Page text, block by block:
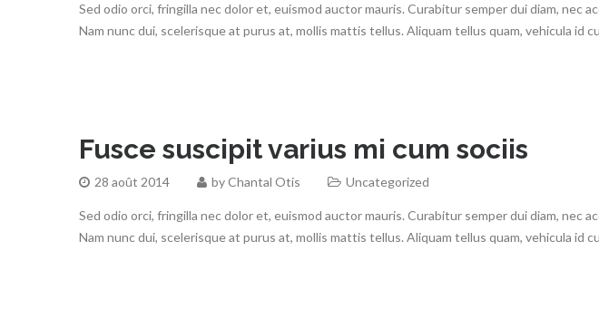
Sed odio orci, fringilla nec dolor et, euismod auctor mauris. Curabitur semper dui diam, nec
Nam nunc dui, scelerisque at purus at, mollis mattis tellus. Aliquam tellus quam, vehicula id
Fusce suscipit varius mi cum sociis
28 août 2014 byChantal Otis Uncategorized
Sed odio orci, fringilla nec dolor et, euismod auctor mauris. Curabitur semper dui diam, nec
Nam nunc dui, scelerisque at purus at, mollis mattis tellus. Aliquam tellus quam, vehicula id